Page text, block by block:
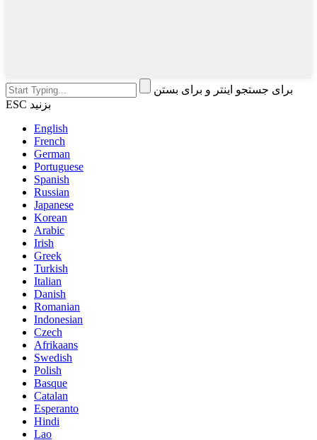
برای جستجو اینتر و برای بستن
ESC بزنید
English
French
German
Portuguese
Spanish
Russian
Japanese
Korean
Arabic
Irish
Greek
Turkish
Italian
Danish
Romanian
Indonesian
Czech
Afrikaans
Swedish
Polish
Basque
Catalan
Esperanto
Hindi
Lao